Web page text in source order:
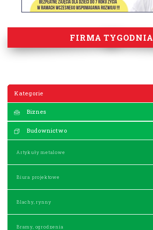
FIRMA TYGODNIA
Kategorie
Biznes
Budownictwo
Artykuły metalowe
Biura projektowe
Blachy, rynny
Bramy, ogrodzenia